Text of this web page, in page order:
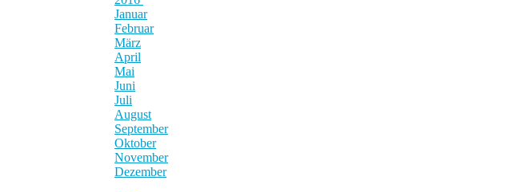
Januar
Februar
März
April
Mai
Juni
Juli
August
September
Oktober
November
Dezember